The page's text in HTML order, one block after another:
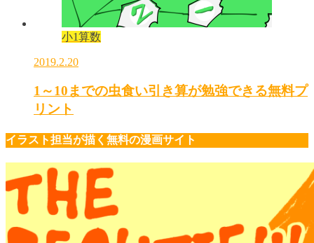
小1算数
2019.2.20
1～10までの虫食い引き算が勉強できる無料プ
リント
イラスト担当が描く無料の漫画サイト